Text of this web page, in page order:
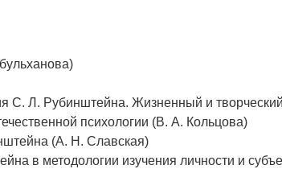
С. Л. Рубинштейна. Жизненный и творческий
психологии (В. А. Кольцова)
(А. Н. Славская)
в методологии изучения личности и